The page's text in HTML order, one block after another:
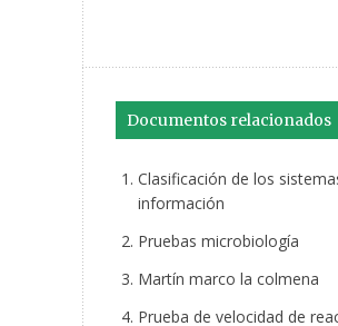
Documentos relacionados
Clasificación de los
información
Pruebas microbiología
Martín marco la colmena
Prueba de velocidad de